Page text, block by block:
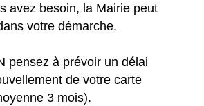
avez besoin, la Mairie peut
votre démarche.
pensez à prévoir un délai
de votre carte
3 mois).